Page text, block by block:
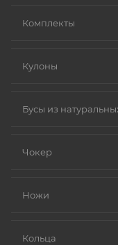
Комплекты
Кулоны
Бусы из
Чокер
Ножи
Кольца